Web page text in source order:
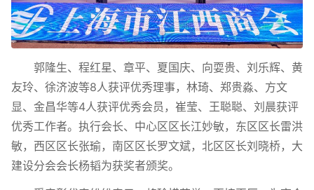
郭隆生、程红星、章平、夏国庆、向耍贵、刘乐辉、黄
友玲、徐济波等8人获评优秀理事，林琦、郑贵淼、方文
显、金昌华等4人获评优秀会员，崔莹、王聪聪、刘晨获评
优秀工作者。执行会长、中心区区长江妙敏，东区区长雷洪
敏，西区区长张瑜，南区区长罗文斌，北区区长刘晓桥，大
建设分会会长杨韬为获奖者颁奖。